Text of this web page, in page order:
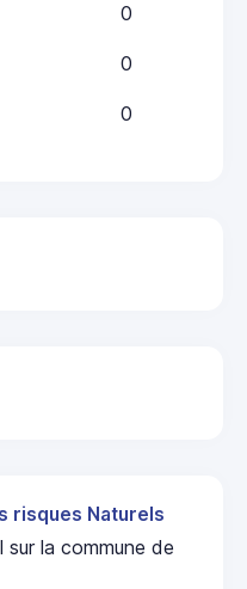
0
0
0
risques Naturels
sur la commune de